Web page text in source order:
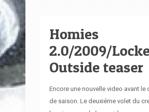
Homies
2.0/2009/
Outside teaser
Encore une nouvelle video avant le
de saison. Le deuxiéme volet du